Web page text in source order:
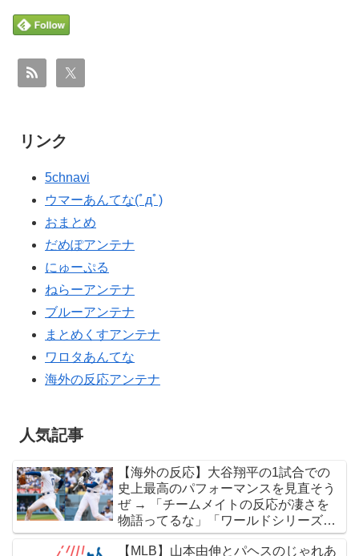
リンク
5chnavi
ウマーあんてな(ﾟдﾟ)
おまとめ
だめぽアンテナ
にゅーぷる
ねらーアンテナ
ブルーアンテナ
まとめくすアンテナ
ワロタあんてな
海外の反応アンテナ
人気記事
【海外の反応】大谷翔平の1試合での
史上最高のパフォーマンスを見直そう
ぜ → 「チームメイトの反応が凄さを
物語ってるな」「ワールドシリーズで
延長18回までいった試合も凄かった」
【MLB】山本由伸とパヘスのじゃれあ